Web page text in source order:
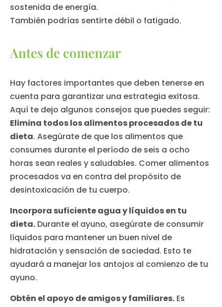
sostenida de energía.
También podrías sentirte débil o fatigado.
Antes de comenzar
Hay factores importantes que deben tenerse en
cuenta para garantizar una estrategia exitosa.
Aquí te dejo algunos consejos que puedes seguir:
Elimina todos los alimentos procesados ​​de tu
dieta. Asegúrate de que los alimentos que
consumes durante el período de seis a ocho
horas sean reales y saludables. Comer alimentos
procesados va en contra del propósito de
desintoxicación de tu cuerpo.
Incorpora suficiente agua y líquidos en tu
dieta. Durante el ayuno, asegúrate de consumir
líquidos para mantener un buen nivel de
hidratación y sensación de saciedad. Esto te
ayudará a manejar los antojos al comienzo de tu
ayuno.
Obtén el apoyo de amigos y familiares. Es